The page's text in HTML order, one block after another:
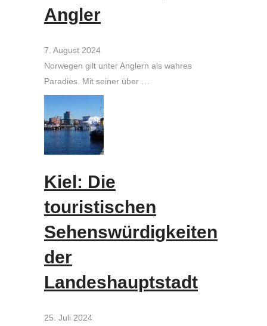
Angler
7. August 2024
Norwegen gilt unter Anglern als wahres
Paradies. Mit seiner über …
Kiel: Die
touristischen
Sehenswürdigkeiten
der
Landeshauptstadt
25. Juli 2024